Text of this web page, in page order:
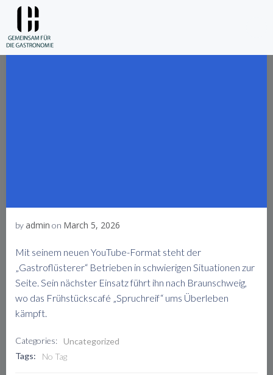
by admin on March 5, 2026
Mit seinem neuen YouTube-Format steht der
„Gastroflüsterer“ Betrieben in schwierigen Situationen zur
Seite. Sein nächster Einsatz führt ihn nach Braunschweig,
wo das Frühstückscafé „Spruchreif“ ums Überleben
kämpft.
Categories: Uncategorized
Tags:
No Tag